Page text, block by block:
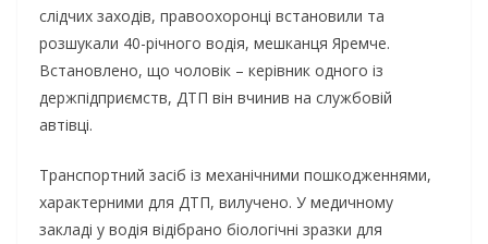
слідчих заходів, правоохоронці встановили та
розшукали 40-річного водія, мешканця Яремче.
Встановлено, що чоловік – керівник одного із
держпідприємств, ДТП він вчинив на службовій
автівці.
Транспортний засіб із механічними пошкодженнями,
характерними для ДТП, вилучено. У медичному
закладі у водія відібрано біологічні зразки для